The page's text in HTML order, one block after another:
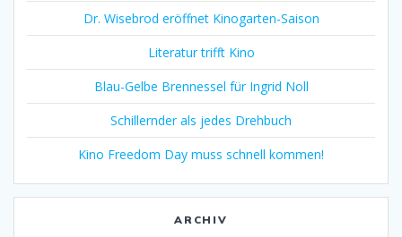
Dr. Wisebrod eröffnet Kinogarten-Saison
Literatur trifft Kino
Blau-Gelbe Brennessel für Ingrid Noll
Schillernder als jedes Drehbuch
Kino Freedom Day muss schnell kommen!
ARCHIV